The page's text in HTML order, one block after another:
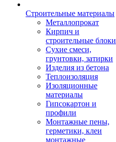
Строительные материалы
Металлопрокат
Кирпич и
строительные блоки
Сухие смеси,
грунтовки, затирки
Изделия из бетона
Теплоизоляция
Изоляционные
материалы
Гипсокартон и
профили
Монтажные пены,
герметики, клеи
монтажные